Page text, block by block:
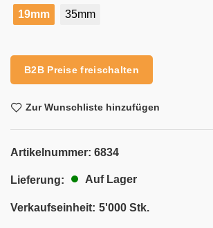
19mm 35mm
B2B Preise freischalten
Zur Wunschliste hinzufügen
Artikelnummer: 6834
Lieferung: Auf Lager
Verkaufseinheit: 5'000 Stk.